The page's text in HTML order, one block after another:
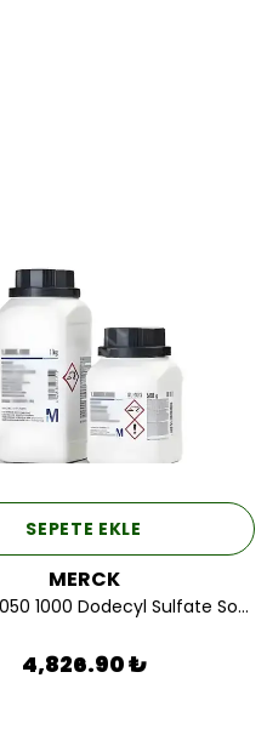
SEPETE EKLE
MERCK
Merck 822050 1000 Dodecyl Sulfate Sodium Salt For Synthesis 1 KG.
4,826.90 ₺